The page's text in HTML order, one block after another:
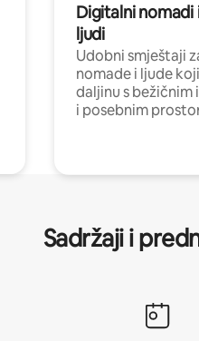
Digitalni nomadi
ljudi
Udobni smještaji
nomade i ljude
daljinu s
i posebnim
Sadržaji i